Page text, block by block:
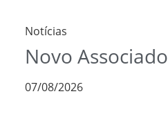
Notícias
Novo Associado
07/08/2026